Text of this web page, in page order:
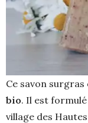
Ce savon
bio. Il est
village des